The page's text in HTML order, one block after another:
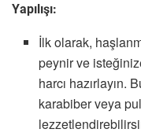
Yapılışı:
İlk olarak,
peynir ve
harcı hazırlayın.
karabiber veya